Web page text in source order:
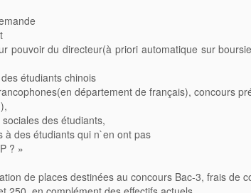
pouvoir du directeur(à priori automatique sur
étudiants chinois
département de français), concours
des étudiants,
à des étudiants qui n`en ont pas
? »
de places destinées au concours Bac-3, frais de